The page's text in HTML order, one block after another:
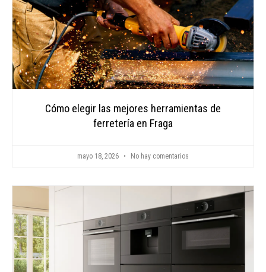
Cómo elegir las mejores herramientas de
ferretería en Fraga
mayo 18, 2026 No hay comentarios